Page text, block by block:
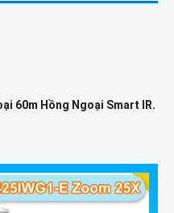
60m Hồng Ngoại Smart IR.